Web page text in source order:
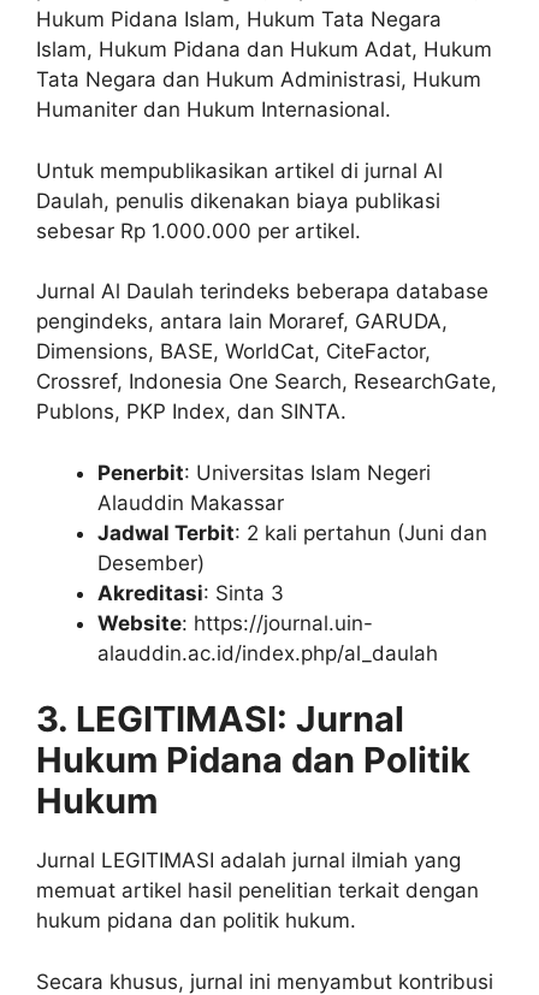
Hukum Pidana Islam, Hukum Tata Negara
Islam, Hukum Pidana dan Hukum Adat, Hukum
Tata Negara dan Hukum Administrasi, Hukum
Humaniter dan Hukum Internasional.
Untuk mempublikasikan artikel di jurnal Al
Daulah, penulis dikenakan biaya publikasi
sebesar Rp 1.000.000 per artikel.
Jurnal Al Daulah terindeks beberapa database
pengindeks, antara lain Moraref, GARUDA,
Dimensions, BASE, WorldCat, CiteFactor,
Crossref, Indonesia One Search, ResearchGate,
Publons, PKP Index, dan SINTA.
Penerbit: Universitas Islam Negeri
Alauddin Makassar
Jadwal Terbit: 2 kali pertahun (Juni dan
Desember)
Akreditasi: Sinta 3
Website: https://journal.uin-
alauddin.ac.id/index.php/al_daulah
3. LEGITIMASI: Jurnal
Hukum Pidana dan Politik
Hukum
Jurnal LEGITIMASI adalah jurnal ilmiah yang
memuat artikel hasil penelitian terkait dengan
hukum pidana dan politik hukum.
Secara khusus, jurnal ini menyambut kontribusi